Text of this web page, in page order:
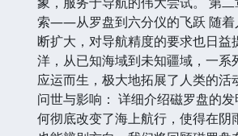
索——从罗盘到六分仪的飞跃 随着
断扩大，对导航精度的要求也日益
洋，从已知海域到未知疆域，一系
应运而生，极大地拓展了人类的活
问世与影响： 详细介绍磁罗盘的
何彻底改变了海上航行，使得在阴